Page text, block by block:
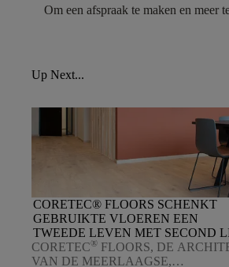
Om een afspraak te maken en meer
Up Next...
CORETEC® FLOORS SCHENKT
GEBRUIKTE VLOEREN EEN
TWEEDE LEVEN MET SECOND
CORETEC® FLOORS, DE
VAN DE MEERLAAGSE,